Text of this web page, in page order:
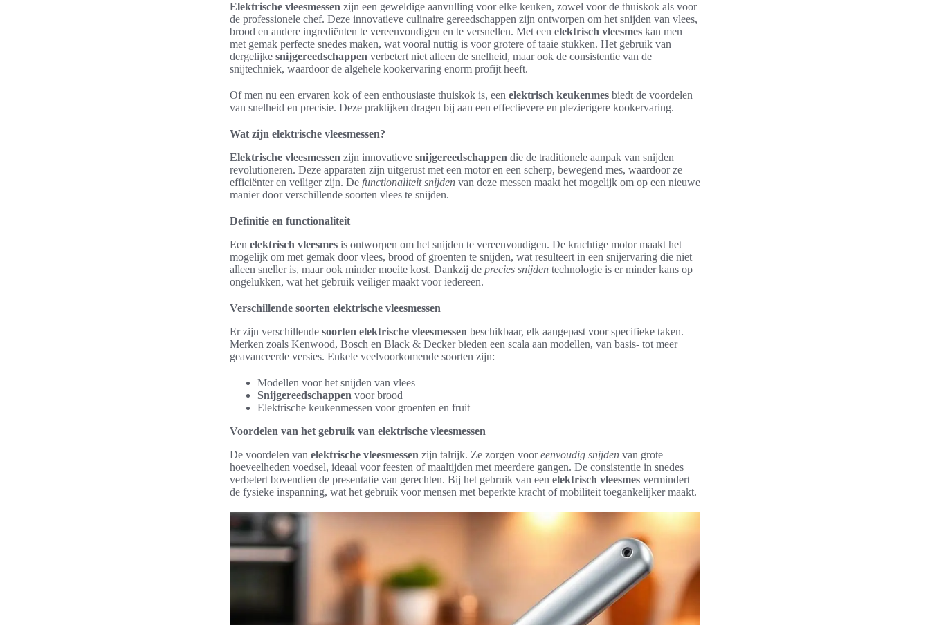
Elektrische vleesmessen zijn een geweldige aanvulling voor elke keuken, zowel voor de thuiskok als voor
de professionele chef. Deze innovatieve culinaire gereedschappen zijn ontworpen om het snijden van vlees,
brood en andere ingrediënten te vereenvoudigen en te versnellen. Met een elektrisch vleesmes kan men
met gemak perfecte snedes maken, wat vooral nuttig is voor grotere of taaie stukken. Het gebruik van
dergelijke snijgereedschappen verbetert niet alleen de snelheid, maar ook de consistentie van de
snijtechniek, waardoor de algehele kookervaring enorm profijt heeft.
Of men nu een ervaren kok of een enthousiaste thuiskok is, een elektrisch keukenmes biedt de voordelen
van snelheid en precisie. Deze praktijken dragen bij aan een effectievere en plezierigere kookervaring.
Wat zijn elektrische vleesmessen?
Elektrische vleesmessen zijn innovatieve snijgereedschappen die de traditionele aanpak van snijden
revolutioneren. Deze apparaten zijn uitgerust met een motor en een scherp, bewegend mes, waardoor ze
efficiënter en veiliger zijn. De functionaliteit snijden van deze messen maakt het mogelijk om op een nieuwe
manier door verschillende soorten vlees te snijden.
Definitie en functionaliteit
Een elektrisch vleesmes is ontworpen om het snijden te vereenvoudigen. De krachtige motor maakt het
mogelijk om met gemak door vlees, brood of groenten te snijden, wat resulteert in een snijervaring die niet
alleen sneller is, maar ook minder moeite kost. Dankzij de precies snijden technologie is er minder kans op
ongelukken, wat het gebruik veiliger maakt voor iedereen.
Verschillende soorten elektrische vleesmessen
Er zijn verschillende soorten elektrische vleesmessen beschikbaar, elk aangepast voor specifieke taken.
Merken zoals Kenwood, Bosch en Black & Decker bieden een scala aan modellen, van basis- tot meer
geavanceerde versies. Enkele veelvoorkomende soorten zijn:
Modellen voor het snijden van vlees
Snijgereedschappen voor brood
Elektrische keukenmessen voor groenten en fruit
Voordelen van het gebruik van elektrische vleesmessen
De voordelen van elektrische vleesmessen zijn talrijk. Ze zorgen vooreenvoudig snijden van grote
hoeveelheden voedsel, ideaal voor feesten of maaltijden met meerdere gangen. De consistentie in snedes
verbetert bovendien de presentatie van gerechten. Bij het gebruik van een elektrisch vleesmes vermindert
de fysieke inspanning, wat het gebruik voor mensen met beperkte kracht of mobiliteit toegankelijker maakt.